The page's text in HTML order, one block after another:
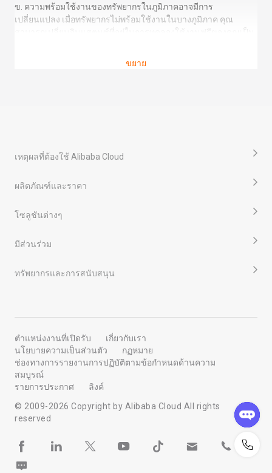
ข. ความพร้อมใช้งานของทรัพยากรในภูมิภาคอาจมีการ
เปลี่ยนแปลง เมื่อทรัพยากรไม่พร้อมใช้งานในบางภูมิภาค คุณ
ประโยชน์ฟรีได้ทันที สิทธิประโยชน์ใช้ได้กับการเปิดตัวทรัพยากร
ข้อกำหนดและเงื่อนไขเหล่านี้จะบังคับใช้กับโปรโมชันบน
ผลิตภัณฑ์เพื่อเป็นส่วนหนึ่งของข้อเสนอด้วย ไม่สามารถนำข้อ
• Alibaba Cloud ขอสงวนสิทธิ์ในการแก้ไขหรือยกเลิกข้อเสนอได้ทุก
บัญชี จะมีเพียงบัญชีเดียวเท่านั้นที่มีสิทธิ์เข้าร่วม
• เฉพาะผู้ใช้ที่ผ่านขั้นตอนการลงทะเบียนชื่อจริงของเราเท่านั้นที่มี
สิทธิ์เข้าร่วม
• ข้อเสนอเหล่านี้ไม่สามารถใช้ร่วมกันได้
• ข้อเสนอเหล่านี้ไม่สามารถถ่ายโอนและไม่สามารถขายต่อได้
• จะมีการใช้ส่วนลดและโปรโมชันโดยอัตโนมัติทันทีที่คุณชำระเงิน
• หากคุณฝ่าฝืนข้อกำหนดของข้อเสนอใดๆ ของเรา ข้อเสนอจะถือ
เป็นโมฆะ
เป็นวิธีการชำระเงินเพียงหนึ่งเดียวในบัญชีของคุณ คุณจะได้รับการ
แจ้งเตือนให้เพิ่มวิธีการชำระเงินเมื่อพยายามเริ่มการทดลองใช้งาน
ขยาย
เหตุผลที่ต้องใช้ Alibaba Cloud
ผลิตภัณฑ์และราคา
โซลูชันต่างๆ
มีส่วนร่วม
ทรัพยากรและการสนับสนุน
ตำแหน่งงานที่เปิดรับ
เกี่ยวกับเรา
นโยบายความเป็นส่วนตัว
กฏหมาย
ช่องทางการรายงานการปฏิบัติตามข้อกำหนดด้านความ
สมบูรณ์
รายการประกาศ
ลิงค์
© 2009-2026 Copyright by Alibaba Cloud All rights
reserved